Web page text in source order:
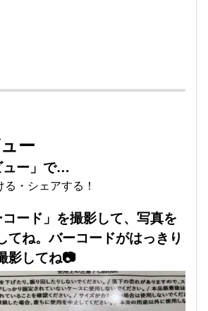
ー
ュー」で…
・シェアする！
ード」を撮影して、写真を
てね。バーコードがはっきり
影してね📷